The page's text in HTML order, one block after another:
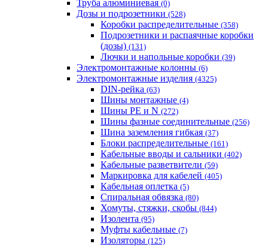
Труба алюминиевая (0)
Дозы и подрозетники (528)
Коробки распределительные (358)
Подрозетники и распаячные коробки
(дозы) (131)
Лючки и напольные коробки (39)
Электромонтажные колонны (6)
Электромонтажные изделия (4325)
DIN-рейка (63)
Шины монтажные (4)
Шины PE и N (272)
Шины фазные соединительные (256)
Шина заземления гибкая (37)
Блоки распределительные (161)
Кабельные вводы и сальники (402)
Кабельные разветвители (59)
Маркировка для кабелей (405)
Кабельная оплетка (5)
Спиральная обвязка (80)
Хомуты, стяжки, скобы (844)
Изолента (95)
Муфты кабельные (7)
Изоляторы (125)